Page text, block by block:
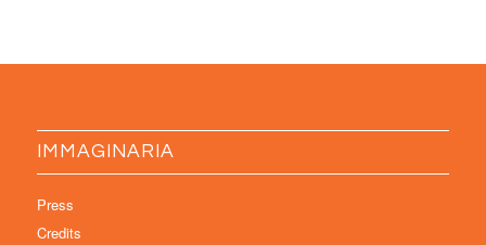
IMMAGINARIA
Press
Credits